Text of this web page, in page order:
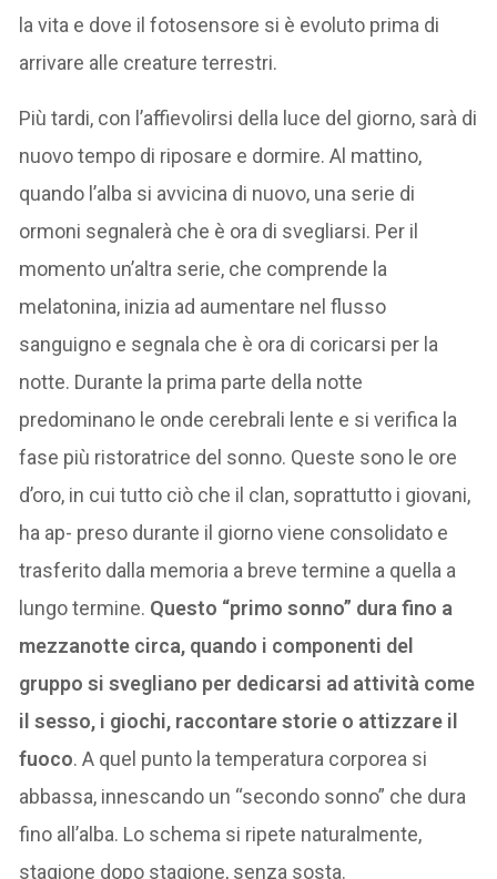
la vita e dove il fotosensore si è evoluto prima di
arrivare alle creature terrestri.
Più tardi, con l’affievolirsi della luce del giorno, sarà di
nuovo tempo di riposare e dormire. Al mattino,
quando l’alba si avvicina di nuovo, una serie di
ormoni segnalerà che è ora di svegliarsi. Per il
momento un’altra serie, che comprende la
melatonina, inizia ad aumentare nel flusso
sanguigno e segnala che è ora di coricarsi per la
notte. Durante la prima parte della notte
predominano le onde cerebrali lente e si verifica la
fase più ristoratrice del sonno. Queste sono le ore
d’oro, in cui tutto ciò che il clan, soprattutto i giovani,
ha ap- preso durante il giorno viene consolidato e
trasferito dalla memoria a breve termine a quella a
lungo termine. Questo “primo sonno” dura fino a
mezzanotte circa, quando i componenti del
gruppo si svegliano per dedicarsi ad attività come
il sesso, i giochi, raccontare storie o attizzare il
fuoco. A quel punto la temperatura corporea si
abbassa, innescando un “secondo sonno” che dura
fino all’alba. Lo schema si ripete naturalmente,
stagione dopo stagione, senza sosta.